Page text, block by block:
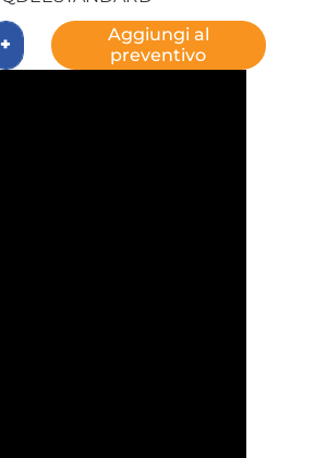
Aggiungi al
preventivo